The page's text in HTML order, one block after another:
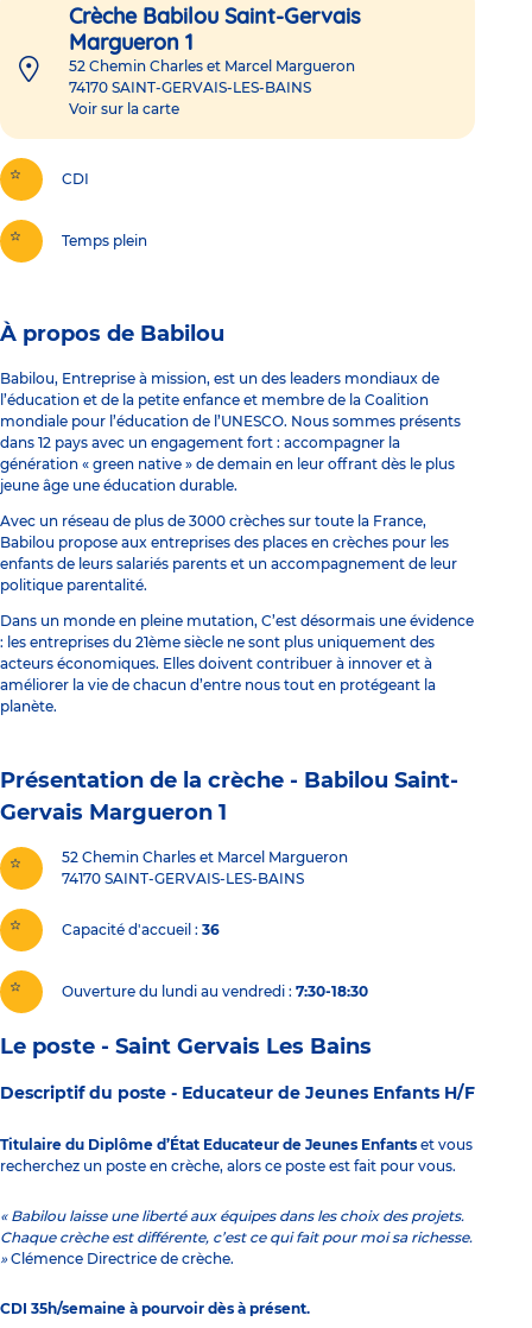
Crèche Babilou Saint-Gervais
Margueron 1
52 Chemin Charles et Marcel Margueron
74170 SAINT-GERVAIS-LES-BAINS
Voir sur la carte
CDI
Temps plein
À propos de Babilou
Babilou, Entreprise à mission, est un des leaders mondiaux de
l’éducation et de la petite enfance et membre de la Coalition
mondiale pour l’éducation de l’UNESCO. Nous sommes présents
dans 12 pays avec un engagement fort : accompagner la
génération « green native » de demain en leur offrant dès le plus
jeune âge une éducation durable.
Avec un réseau de plus de 3000 crèches sur toute la France,
Babilou propose aux entreprises des places en crèches pour les
enfants de leurs salariés parents et un accompagnement de leur
politique parentalité.
Dans un monde en pleine mutation, C’est désormais une évidence
: les entreprises du 21ème siècle ne sont plus uniquement des
acteurs économiques. Elles doivent contribuer à innover et à
améliorer la vie de chacun d’entre nous tout en protégeant la
planète.
Présentation de la crèche - Babilou Saint-
Gervais Margueron 1
52 Chemin Charles et Marcel Margueron
74170 SAINT-GERVAIS-LES-BAINS
Capacité d'accueil 36
Ouverture du lundi au vendredi : 7:30-18:30
Le poste - Saint Gervais Les Bains
Descriptif du poste - Educateur de Jeunes Enfants H/F
Titulaire du Diplôme d’État Educateur de Jeunes Enfants et vous
recherchez un poste en crèche, alors ce poste est fait pour vous.
« Babilou laisse une liberté aux équipes dans les choix des projets.
Chaque crèche est différente, c’est ce qui fait pour moi sa richesse.
»Clémence Directrice de crèche.
CDI 35h/semaine à pourvoir dès à présent.